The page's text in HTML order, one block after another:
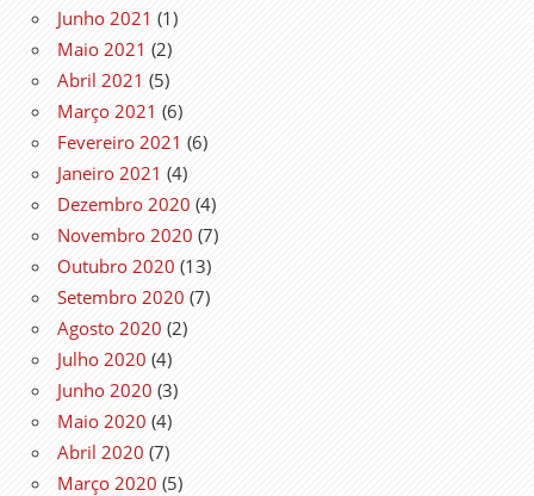
Junho 2021 (1)
Maio 2021 (2)
Abril 2021 (5)
Março 2021 (6)
Fevereiro 2021 (6)
Janeiro 2021 (4)
Dezembro 2020 (4)
Novembro 2020 (7)
Outubro 2020 (13)
Setembro 2020 (7)
Agosto 2020 (2)
Julho 2020 (4)
Junho 2020 (3)
Maio 2020 (4)
Abril 2020 (7)
Março 2020 (5)